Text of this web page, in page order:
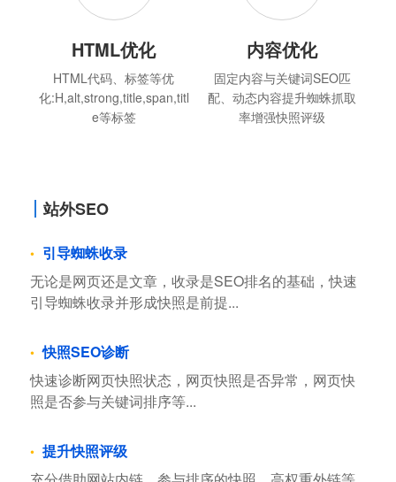
HTML优化
HTML代码、标签等优
化:H,alt,strong,title,span,titl
e等标签
内容优化
固定内容与关键词SEO匹
配、动态内容提升蜘蛛抓取
率增强快照评级
站外SEO
引导蜘蛛收录
无论是网页还是文章，收录是SEO排名的基础，快速
引导蜘蛛收录并形成快照是前提...
快照SEO诊断
快速诊断网页快照状态，网页快照是否异常，网页快
照是否参与关键词排序等...
提升快照评级